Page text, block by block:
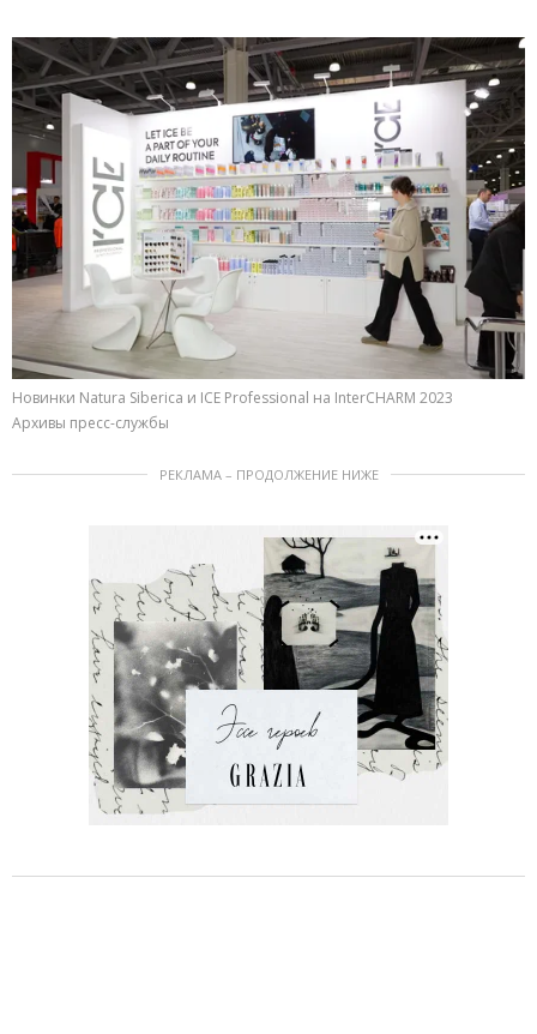
Новинки Natura Siberica и ICE Professional на InterCHARM 2023
Архивы пресс-службы
РЕКЛАМА – ПРОДОЛЖЕНИЕ НИЖЕ